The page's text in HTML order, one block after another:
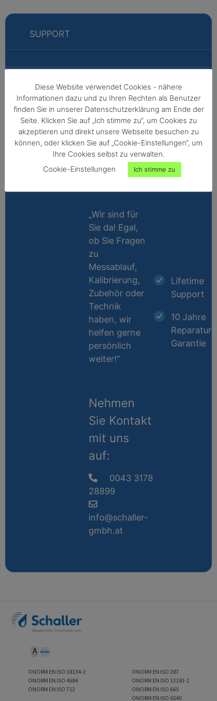
SUPPORT
Markus
Fabian
Vertriebsleitung
Außendienst -
Nordeuropa,
Afrika,
Nordamerika,
„Wir sind für
Sie da! Egal,
ob Sie Fragen
zu
Messablauf,
Kalibrierung,
Zubehör oder
Technik
haben, wir
helfen gerne
persönlich
weiter!“
Nehmen
Sie Kontakt
mit uns
auf:
0043 3178
28899
info@schaller-
gmbh.at
Lifetime
Support
10 Jahre
Reparatur-
Garantie
ONORM EN ISO 18134-2
ONORM EN ISO 4684
ONORM EN ISO 712
ONORM EN ISO 287
ONORM EN ISO 13183-1
ONORM EN ISO 665
ONORM EN ISO 6540
Diese Website verwendet Cookies - nähere
Informationen dazu und zu Ihren Rechten als Benutzer
finden Sie in unserer Datenschutzerklärung am Ende der
Seite. Klicken Sie auf „Ich stimme zu“, um Cookies zu
akzeptieren und direkt unsere Webseite besuchen zu
können, oder klicken Sie auf „Cookie-Einstellungen“, um
Ihre Cookies selbst zu verwalten.
Cookie-Einstellungen
Ich stimme zu